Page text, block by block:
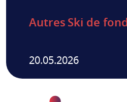
Autres Ski de fond
20.05.2026